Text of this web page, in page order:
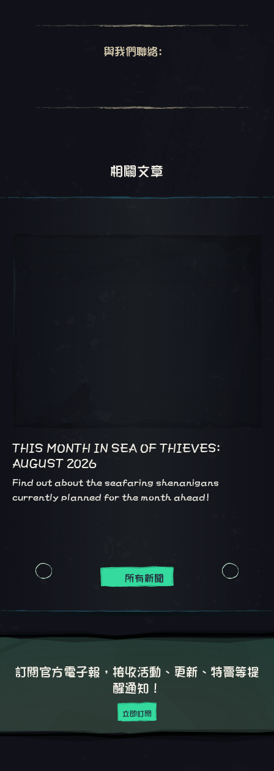
與我們聯絡:
相關文章
THIS MONTH IN SEA OF THIEVES:
AUGUST 2026
Find out about the seafaring shenanigans
currently planned for the month ahead!
所有新聞
訂閱官方電子報，接收活動、更新、特賣等提
醒通知！
立即訂閱